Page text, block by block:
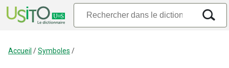
Accueil /Symboles /